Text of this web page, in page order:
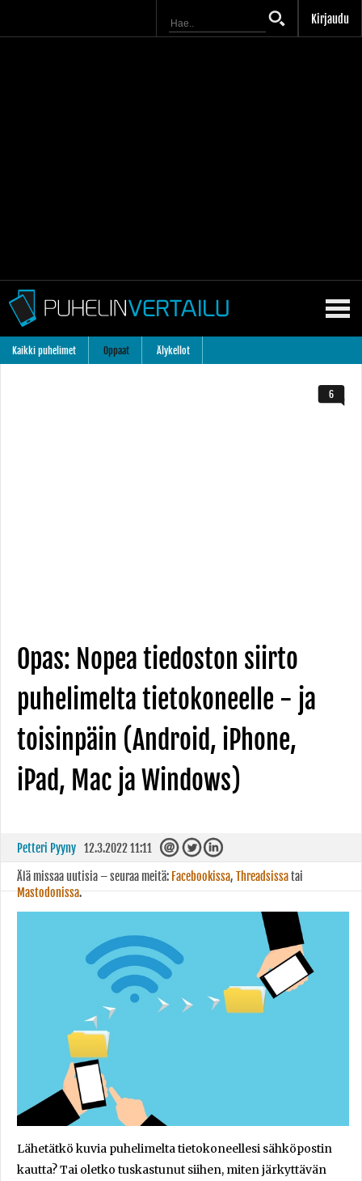
Kirjaudu
Kaikki puhelimet Oppaat Älykellot
Opas: Nopea tiedoston siirto
puhelimelta tietokoneelle - ja
toisinpäin (Android, iPhone,
iPad, Mac ja Windows)
6
Petteri Pyyny 12.3.2022 11:11
Älä missaa uutisia – seuraa meitä: Facebookissa, Threadsissatai
Mastodonissa.
Lähetätkö kuvia puhelimelta tietokoneellesi sähköpostin
kautta? Tai oletko tuskastunut siihen, miten järkyttävän